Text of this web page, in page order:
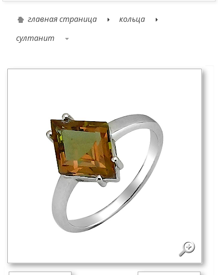
главная страница
кольца
султанит